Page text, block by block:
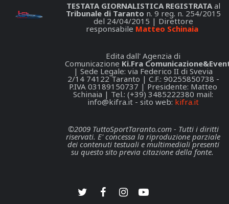
TESTATA GIORNALISTICA REGISTRATAal
Tribunale di Taranto n. 9 reg. n. 254/2015
del 24/04/2015 | Direttore
responsabile Matteo Schinaia
Edita dall' Agenzia di
Comunicazione Ki.Fra
| Sede Legale: via Federico II di Svevia
2/14 74122 Taranto | C.F.: 90255850738 -
P.IVA 03189150737 | Presidente: Matteo
Schinaia | Tel.: (+39) 3485222380 mail:
info@kifra.it - sito web: kifra.it
©2009 TuttoSportTaranto.com - Tutti i diritti
riservati. E' concessa la riproduzione parziale
dei contenuti testuali e multimediali presenti
su questo sito previa citazione della fonte.